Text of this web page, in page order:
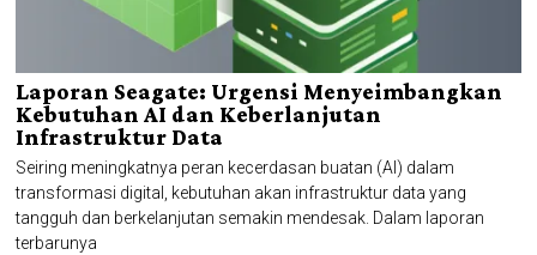
Laporan Seagate: Urgensi Menyeimbangkan
Kebutuhan AI dan Keberlanjutan
Infrastruktur Data
Seiring meningkatnya peran kecerdasan buatan (AI) dalam
transformasi digital, kebutuhan akan infrastruktur data yang
tangguh dan berkelanjutan semakin mendesak. Dalam laporan
terbarunya